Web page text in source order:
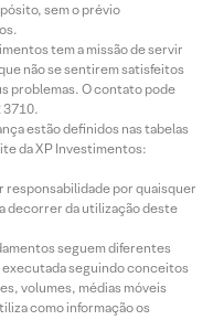
sem o prévio
tem a missão de servir
não se sentirem satisfeitos
problemas. O contato pode
3710.
estão definidos nas tabelas
da XP Investimentos:
responsabilidade por quaisquer
decorrer da utilização deste
seguem diferentes
executada seguindo conceitos
volumes, médias móveis
como informação os